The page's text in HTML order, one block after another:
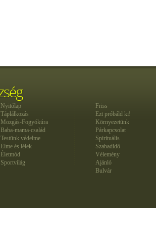
Nyitólap
Táplálkozás
Mozgás-Fogyókúra
Baba-mama-család
Testünk védelme
Elme és lélek
Életmód
Sportvilág
Friss
Ezt próbáld ki!
Környezetünk
Párkapcsolat
Spirituális
Szabadidő
Vélemény
Ajánló
Bulvár